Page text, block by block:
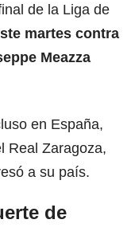
de la Liga de
martes contra
Meazza
en España,
Real Zaragoza,
a su país.
de